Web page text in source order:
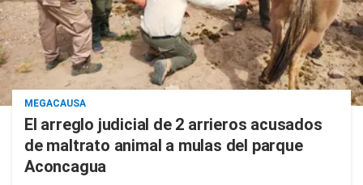
MEGACAUSA
El arreglo judicial de 2 arrieros acusados
de maltrato animal a mulas del parque
Aconcagua